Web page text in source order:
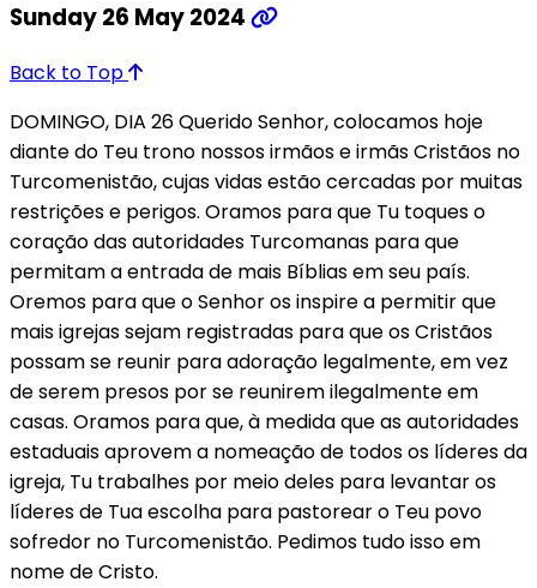
Sunday 26 May 2024
Back to Top
DOMINGO, DIA 26 Querido Senhor, colocamos hoje
diante do Teu trono nossos irmãos e irmãs Cristãos no
Turcomenistão, cujas vidas estão cercadas por muitas
restrições e perigos. Oramos para que Tu toques o
coração das autoridades Turcomanas para que
permitam a entrada de mais Bíblias em seu país.
Oremos para que o Senhor os inspire a permitir que
mais igrejas sejam registradas para que os Cristãos
possam se reunir para adoração legalmente, em vez
de serem presos por se reunirem ilegalmente em
casas. Oramos para que, à medida que as autoridades
estaduais aprovem a nomeação de todos os líderes da
igreja, Tu trabalhes por meio deles para levantar os
líderes de Tua escolha para pastorear o Teu povo
sofredor no Turcomenistão. Pedimos tudo isso em
nome de Cristo.